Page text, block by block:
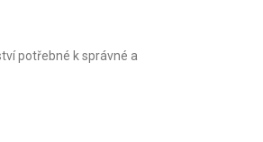
potřebné k správné a